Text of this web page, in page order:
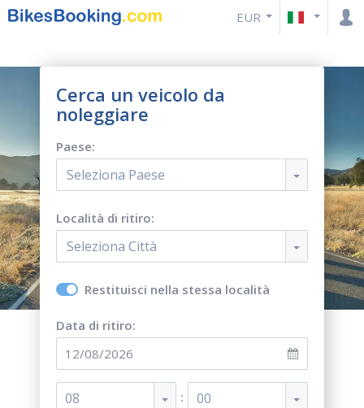
EUR
Cerca un veicolo da
noleggiare
Paese:
Seleziona Paese
Località di ritiro:
Seleziona Città
Restituisci nella stessa località
Data di ritiro:
08 : 00